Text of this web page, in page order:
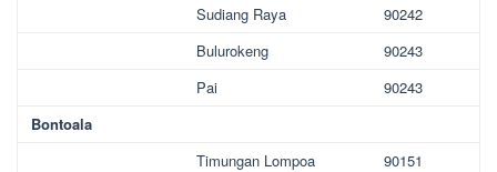
Sudiang Raya
90242
Bulurokeng
90243
Pai
90243
Bontoala
Timungan Lompoa
90151